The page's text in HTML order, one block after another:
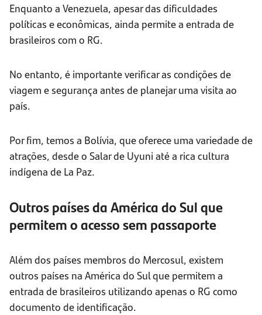
Enquanto a Venezuela, apesar das dificuldades
políticas e econômicas, ainda permite a entrada de
brasileiros com o RG.
No entanto, é importante verificar as condições de
viagem e segurança antes de planejar uma visita ao
país.
Por fim, temos a Bolívia, que oferece uma variedade de
atrações, desde o Salar de Uyuni até a rica cultura
indígena de La Paz.
Outros países da América do Sul que
permitem o acesso sem passaporte
Além dos países membros do Mercosul, existem
outros países na América do Sul que permitem a
entrada de brasileiros utilizando apenas o RG como
documento de identificação.